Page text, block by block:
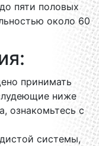
пяти половых
около 60
принимать
ниже
ознакомьтесь с
системы,